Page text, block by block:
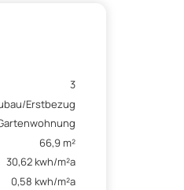
3
Erstbezug
66,9 m²
30,62 kwh/m²a
0,58 kwh/m²a